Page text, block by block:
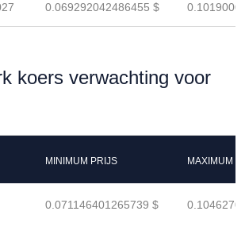
0.069292042486455 $
koers verwachting voor
MINIMUM PRIJS MAXIMUM
0.071146401265739 $